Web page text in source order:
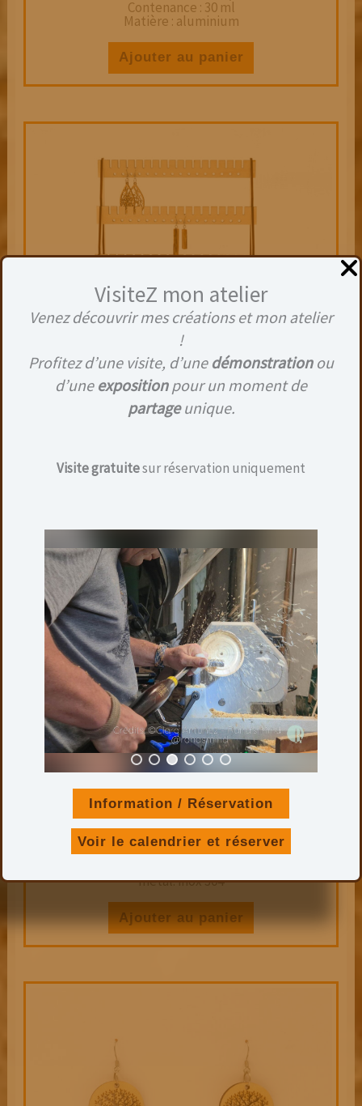
VisiteZ mon atelier
Venez découvrir mes créations et mon atelier
!
Profitez d’une visite, d’une démonstrationou
d’une expositionpour un moment de
partageunique.
Visite gratuitesur réservation uniquement
Information / Réservation
Voir le calendrier et réserver
Contenance : 30 ml
Matière : aluminium
Ajouter au panier
RANGEMENT SUR PIED POUR BOUCLES
D’OREILLES
20,00€
Hauteur : 17 cm
Largeur : 20 cm
5.00
sur 5
Ajouter au panier
Produits similaires
BOUCLES D’OREILLES N°20 – ANNEAUX IMBRIQUÉS
25,00€
Hauteur total : 6,5 cm
métal: inox 304
Ajouter au panier